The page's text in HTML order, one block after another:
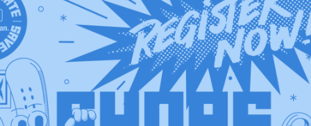
by Deathgrip complete the variety of productsSoon these
brands will upload their products, make sure sign up to
SHOPS 1st BASE to check them out in advance!